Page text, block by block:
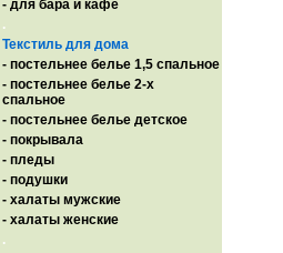
- для бара и кафе
.
Текстиль для дома
- постельнее белье 1,5 спальное
- постельнее белье 2-х
спальное
- постельнее белье детское
- покрывала
- пледы
- подушки
- халаты мужские
- халаты женские
.